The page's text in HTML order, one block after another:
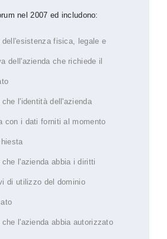
nel 2007 ed includono:
dell'esistenza fisica, legale e
dell'azienda che richiede il
che l'identità dell'azienda
con i dati forniti al momento
che l'azienda abbia i diritti
di utilizzo del dominio
che l'azienda abbia autorizzato